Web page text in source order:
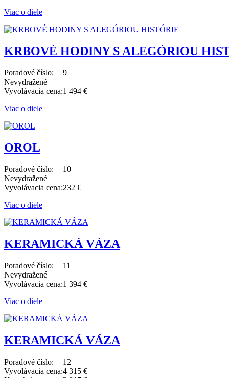
Viac o diele
KRBOVÉ HODINY S ALEGÓRIOU
Poradové číslo:
9
Nevydražené
Vyvolávacia cena:1 494 €
Viac o diele
OROL
Poradové číslo:
10
Nevydražené
Vyvolávacia cena:232 €
Viac o diele
KERAMICKÁ VÁZA
Poradové číslo:
11
Nevydražené
Vyvolávacia cena:1 394 €
Viac o diele
KERAMICKÁ VÁZA
Poradové číslo:
12
Vyvolávacia cena:4 315 €